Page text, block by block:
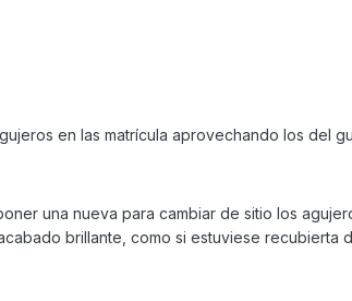
en las matrícula aprovechando los del
una nueva para cambiar de sitio los
brillante, como si estuviese recubierta